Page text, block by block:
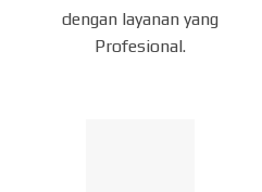
dengan layanan yang
Profesional.